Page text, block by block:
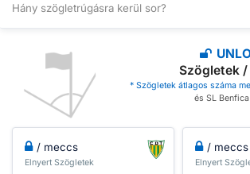
Hány szögletrúgásra kerül sor?
Szögletek /
* Szögletek átlagos száma
és SL
/ meccs
Elnyert Szögletek
/ meccs
Elnyert